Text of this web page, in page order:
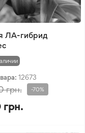
ЛА-гибрид
12673
грн. -70%